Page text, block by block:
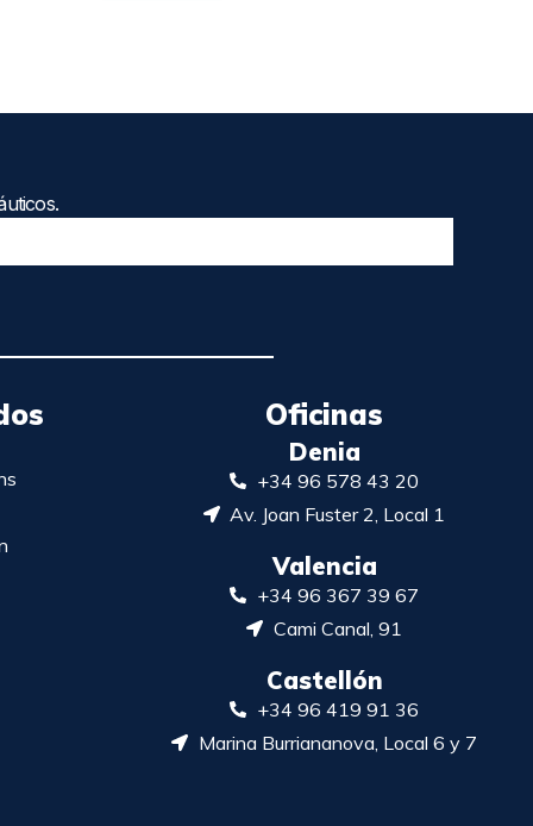
Oficinas
Denia
+34 96 578 43 20
Av. Joan Fuster 2, Local 1
Valencia
+34 96 367 39 67
Cami Canal, 91
Castellón
+34 96 419 91 36
Marina Burriananova, Local 6 y 7